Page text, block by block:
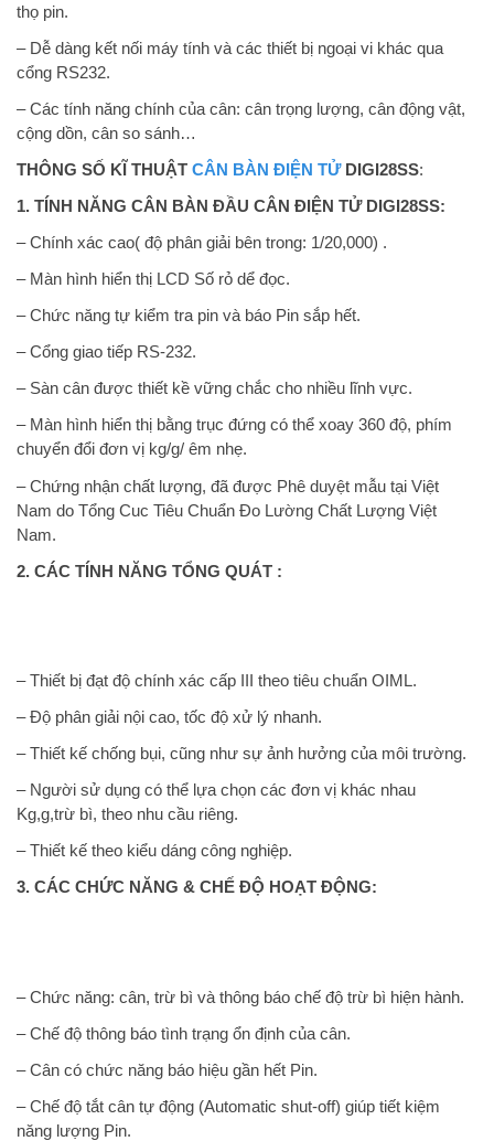
thọ pin.
– Dễ dàng kết nối máy tính và các thiết bị ngoại vi khác qua
cổng RS232.
– Các tính năng chính của cân: cân trọng lượng, cân động vật,
cộng dồn, cân so sánh…
THÔNG SỐ KĨ THUẬT CÂN BÀN ĐIỆN TỬDIGI28SS:
1. TÍNH NĂNG CÂN BÀN ĐẦU CÂN ĐIỆN TỬ DIGI28SS:
– Chính xác cao( độ phân giải bên trong: 1/20,000) .
– Màn hình hiển thị LCD Số rỏ dể đọc.
– Chức năng tự kiểm tra pin và báo Pin sắp hết.
– Cổng giao tiếp RS-232.
– Sàn cân được thiết kề vững chắc cho nhiều lĩnh vực.
– Màn hình hiển thị bằng trục đứng có thể xoay 360 độ, phím
chuyển đổi đơn vị kg/g/ êm nhẹ.
– Chứng nhận chất lượng, đã được Phê duyệt mẫu tại Việt
Nam do Tổng Cuc Tiêu Chuẩn Đo Lường Chất Lượng Việt
Nam.
2. CÁC TÍNH NĂNG TỔNG QUÁT :
– Thiết bị đạt độ chính xác cấp III theo tiêu chuẩn OIML.
– Độ phân giải nội cao, tốc độ xử lý nhanh.
– Thiết kế chống bụi, cũng như sự ảnh hưởng của môi trường.
– Người sử dụng có thể lựa chọn các đơn vị khác nhau
Kg,g,trừ bì, theo nhu cầu riêng.
– Thiết kế theo kiểu dáng công nghiệp.
3. CÁC CHỨC NĂNG & CHẾ ĐỘ HOẠT ĐỘNG:
– Chức năng: cân, trừ bì và thông báo chế độ trừ bì hiện hành.
– Chế độ thông báo tình trạng ổn định của cân.
– Cân có chức năng báo hiệu gần hết Pin.
– Chế độ tắt cân tự động (Automatic shut-off) giúp tiết kiệm
năng lượng Pin.